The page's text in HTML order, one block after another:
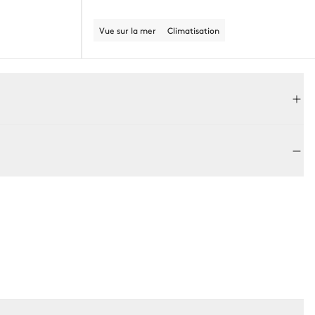
Vue sur la mer Climatisation